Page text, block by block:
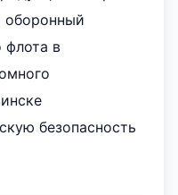
оборонный
флота в
безопасность